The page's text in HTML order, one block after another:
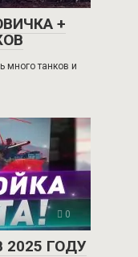
+
много танков и
0
ГОДУ